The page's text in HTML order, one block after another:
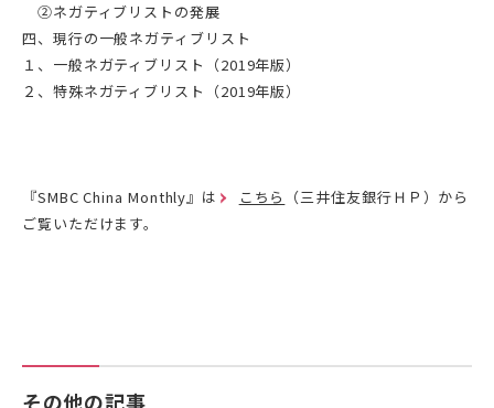
②ネガティブリストの発展
四、現行の一般ネガティブリスト
１、一般ネガティブリスト（2019年版）
２、特殊ネガティブリスト（2019年版）
『SMBC China Monthly』は こちら
（三井住友銀行ＨＰ）から
ご覧いただけます。
その他の記事